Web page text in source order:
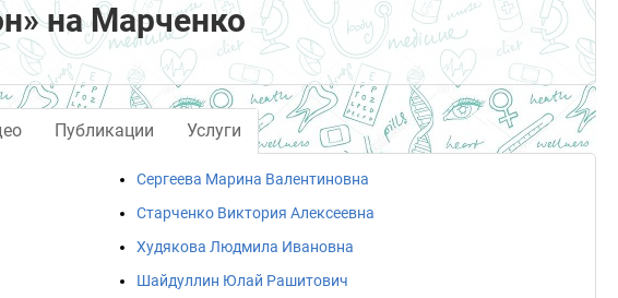
на Марченко
Публикации Услуги
Сергеева Марина Валентиновна
Старченко Виктория Алексеевна
Худякова Людмила Ивановна
Шайдуллин Юлай Рашитович